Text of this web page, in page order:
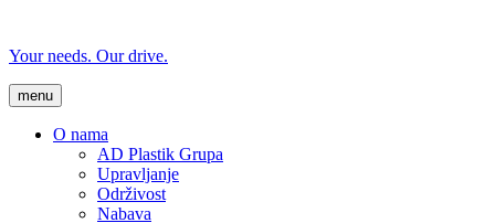
Your needs. Our drive.
menu
O nama
AD Plastik Grupa
Upravljanje
Održivost
Nabava